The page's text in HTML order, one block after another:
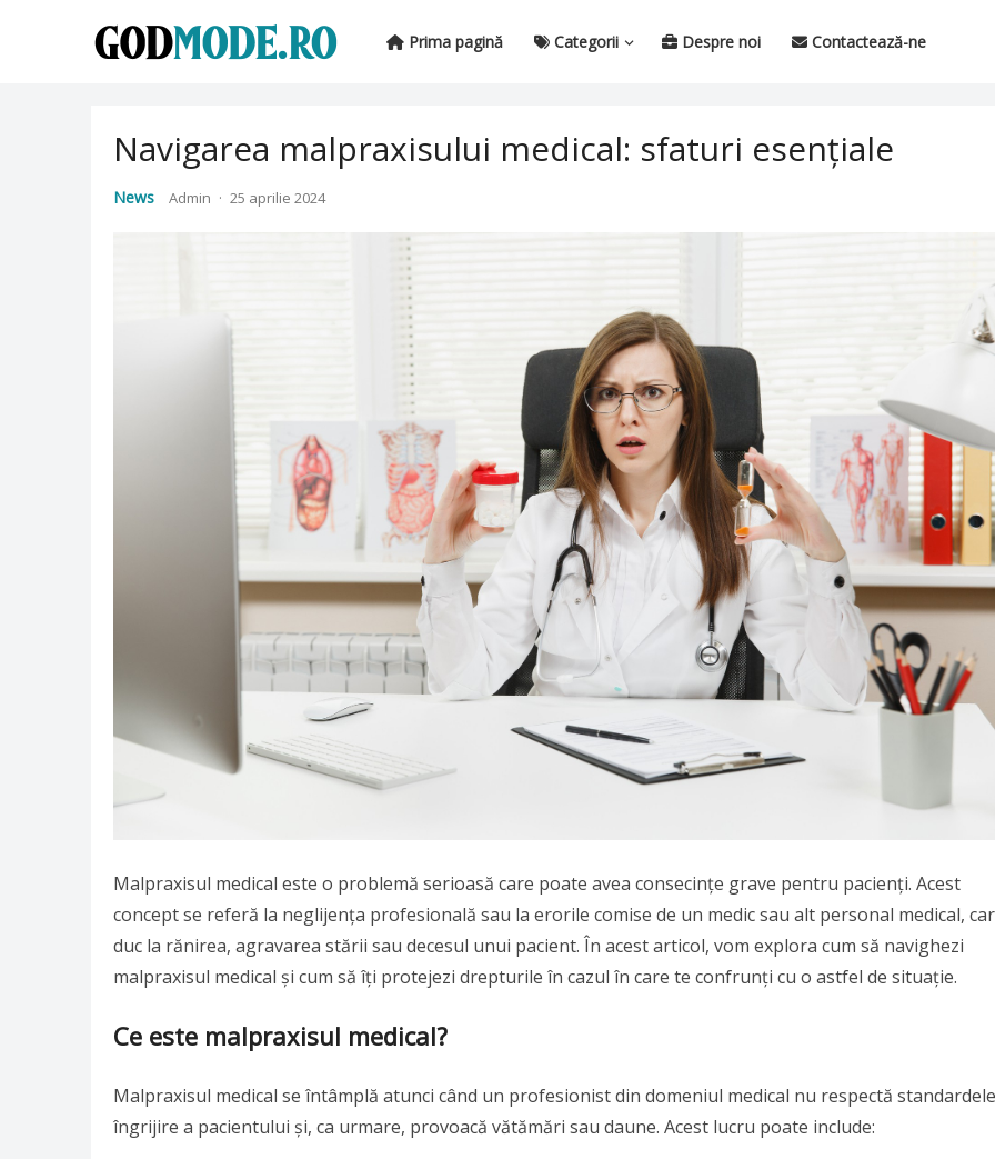
Prima pagină Categorii Despre noi Contactează-ne
Navigarea malpraxisului medical: sfaturi esențiale
News Admin · 25 aprilie 2024
Malpraxisul medical este o problemă serioasă care poate avea consecințe grave pentru pacienți. Acest
concept se referă la neglijența profesională sau la erorile comise de un medic sau alt personal medical,
duc la rănirea, agravarea stării sau decesul unui pacient. În acest articol, vom explora cum să navighezi
malpraxisul medical și cum să îți protejezi drepturile în cazul în care te confrunți cu o astfel de situație.
Ce este malpraxisul medical?
Malpraxisul medical se întâmplă atunci când un profesionist din domeniul medical nu respectă
îngrijire a pacientului și, ca urmare, provoacă vătămări sau daune. Acest lucru poate include: